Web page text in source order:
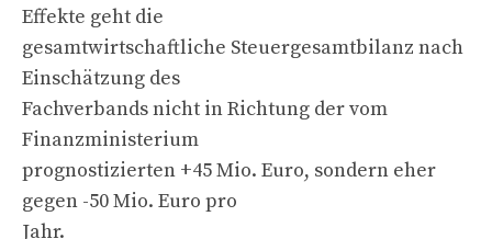
Effekte geht die
gesamtwirtschaftliche Steuergesamtbilanz nach
Einschätzung des
Fachverbands nicht in Richtung der vom
Finanzministerium
prognostizierten +45 Mio. Euro, sondern eher
gegen -50 Mio. Euro pro
Jahr.